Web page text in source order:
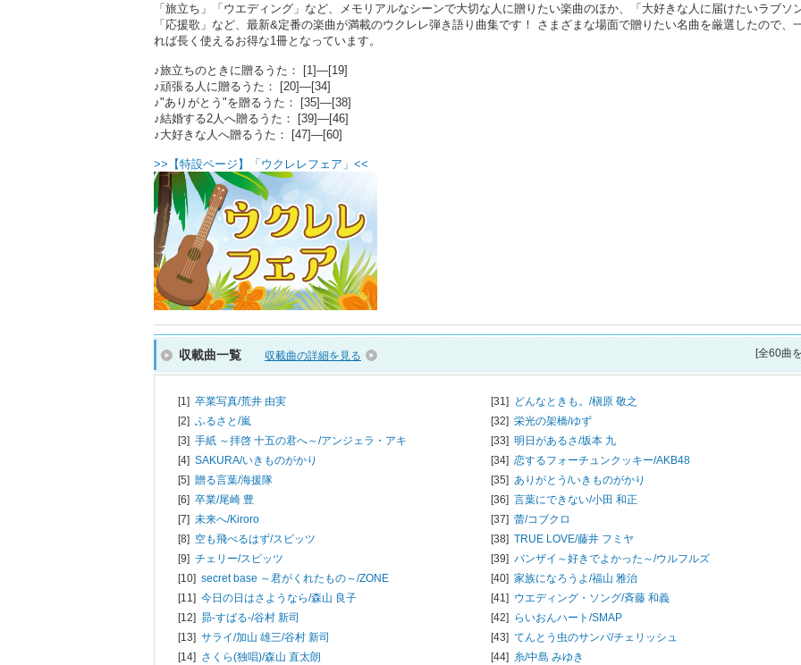
「旅立ち」「ウエディング」など、メモリアルなシーンで大切な人に贈りたい楽曲のほか、「大好きな人に届けたいラブソ
「応援歌」など、最新&定番の楽曲が満載のウクレレ弾き語り曲集です！ さまざまな場面で贈りたい名曲を厳選したので、
れば長く使えるお得な1冊となっています。
♪旅立ちのときに贈るうた： [1]―[19]
♪頑張る人に贈るうた： [20]―[34]
♪"ありがとう"を贈るうた： [35]―[38]
♪結婚する2人へ贈るうた： [39]―[46]
♪大好きな人へ贈るうた： [47]―[60]
>>【特設ページ】「ウクレレフェア」<<
収載曲一覧 収載曲の詳細を見る [全60曲
[1] 卒業写真/荒井 由実
[2] ふるさと/嵐
[3] 手紙 ～拝啓 十五の君へ～/アンジェラ・アキ
[4] SAKURA/いきものがかり
[5] 贈る言葉/海援隊
[6] 卒業/尾崎 豊
[7] 未来へ/Kiroro
[8] 空も飛べるはず/スピッツ
[9] チェリー/スピッツ
[10] secret base ～君がくれたもの～/ZONE
[11] 今日の日はさようなら/森山 良子
[12] 昴-すばる-/谷村 新司
[13] サライ/加山 雄三/谷村 新司
[14] さくら(独唱)/森山 直太朗
[31] どんなときも。/槇原 敬之
[32] 栄光の架橋/ゆず
[33] 明日があるさ/坂本 九
[34] 恋するフォーチュンクッキー/AKB48
[35] ありがとう/いきものがかり
[36] 言葉にできない/小田 和正
[37] 蕾/コブクロ
[38] TRUE LOVE/藤井 フミヤ
[39] バンザイ～好きでよかった～/ウルフルズ
[40] 家族になろうよ/福山 雅治
[41] ウエディング・ソング/斉藤 和義
[42]
らいおんハート/SMAP
[43] てんとう虫のサンバ/チェリッシュ
[44] 糸/中島 みゆき